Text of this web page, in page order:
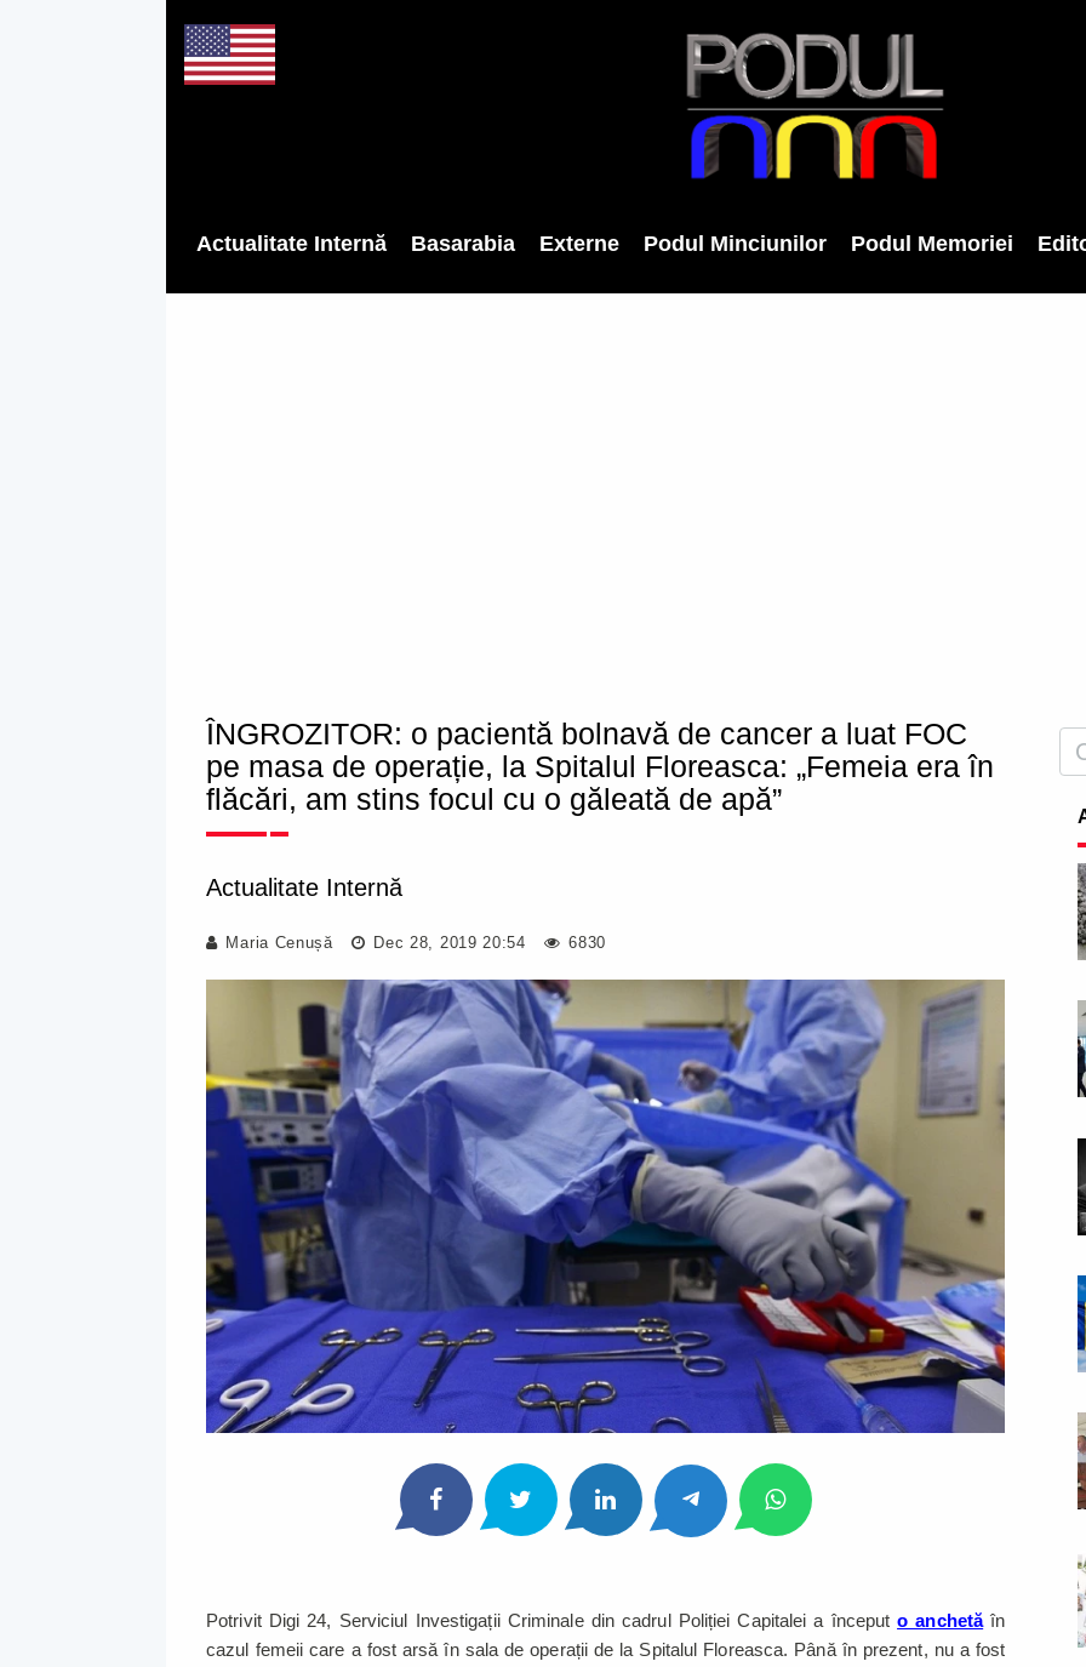
Actualitate Internă Basarabia Externe Podul Minciunilor Podul Memoriei
ÎNGROZITOR: o pacientă bolnavă de cancer a luat FOC
pe masa de operație, la Spitalul Floreasca: „Femeia era în
flăcări, am stins focul cu o găleată de apă”
Actualitate Internă
Maria Cenușă Dec 28, 2019 20:54 6830
Potrivit Digi 24, Serviciul Investigații Criminale din cadrul Poliției Capitalei a începuto anchetăîn
cazul femeii care a fost arsă în sala de operații de la Spitalul Floreasca. Până în prezent, nu a fost